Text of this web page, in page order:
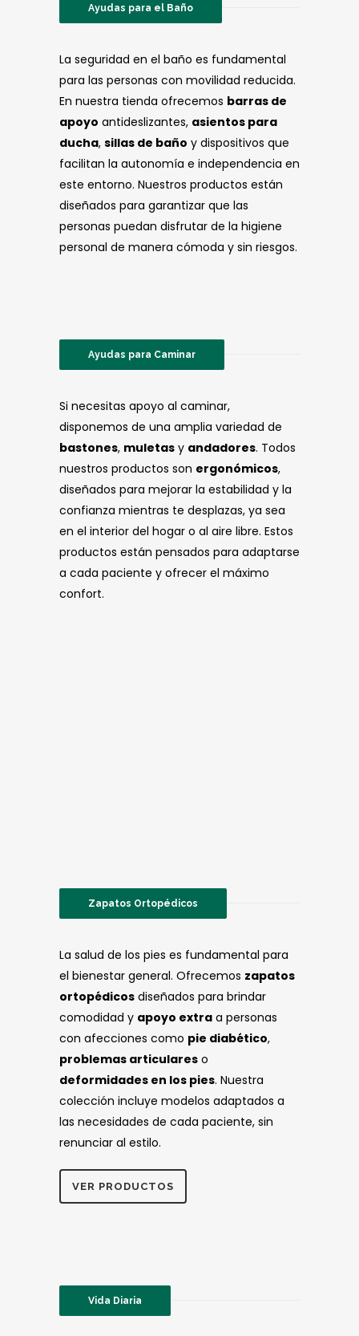
Ayudas para el Baño
La seguridad en el baño es fundamental
para las personas con movilidad reducida.
En nuestra tienda ofrecemos barras de
apoyo antideslizantes, asientos para
ducha, sillas de baño y dispositivos que
facilitan la autonomía e independencia en
este entorno. Nuestros productos están
diseñados para garantizar que las
personas puedan disfrutar de la higiene
personal de manera cómoda y sin riesgos.
Ayudas para Caminar
Si necesitas apoyo al caminar,
disponemos de una amplia variedad de
bastones, muletas y andadores. Todos
nuestros productos son ergonómicos,
diseñados para mejorar la estabilidad y la
confianza mientras te desplazas, ya sea
en el interior del hogar o al aire libre. Estos
productos están pensados para adaptarse
a cada paciente y ofrecer el máximo
confort.
Zapatos Ortopédicos
La salud de los pies es fundamental para
el bienestar general. Ofrecemos zapatos
ortopédicos diseñados para brindar
comodidad y apoyo extra a personas
con afecciones como pie diabético,
problemas articulares o
deformidades en los pies. Nuestra
colección incluye modelos adaptados a
las necesidades de cada paciente, sin
renunciar al estilo.
VER PRODUCTOS
Vida Diaria